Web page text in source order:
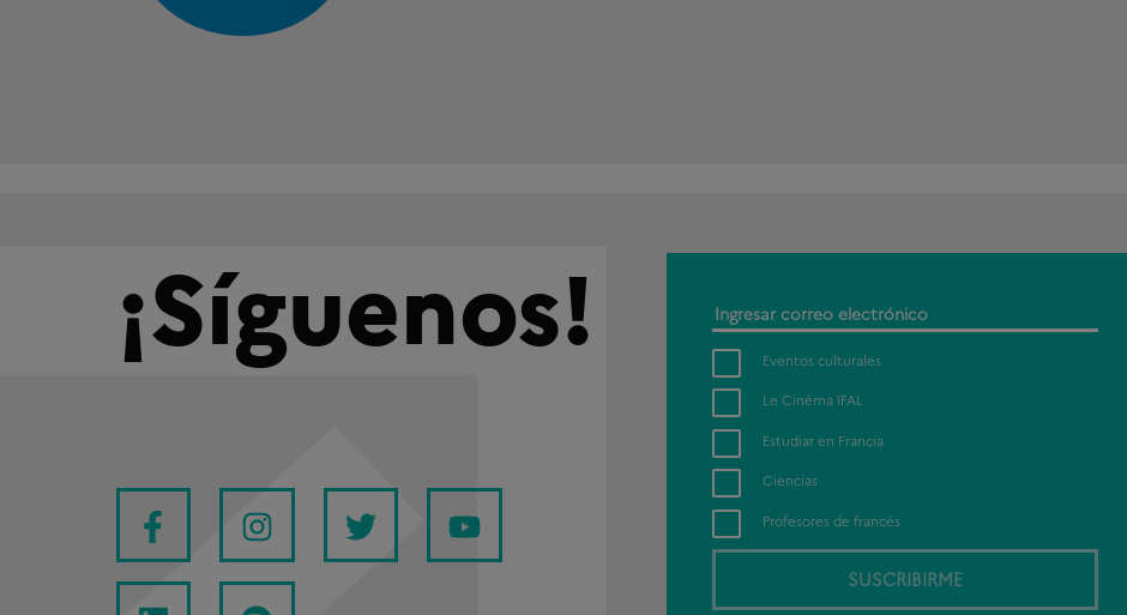
¡Síguenos!
Ingresar
correo
electrónico
Eventos culturales
Le Cinéma IFAL
Estudiar en Francia
Ciencias
Profesores de francés
SUSCRIBIRME